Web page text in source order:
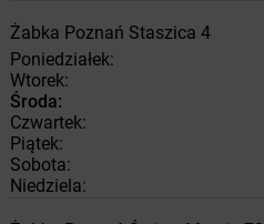
Żabka Poznań Staszica 4
Poniedziałek:
Wtorek:
Środa:
Czwartek:
Piątek:
Sobota:
Niedziela: